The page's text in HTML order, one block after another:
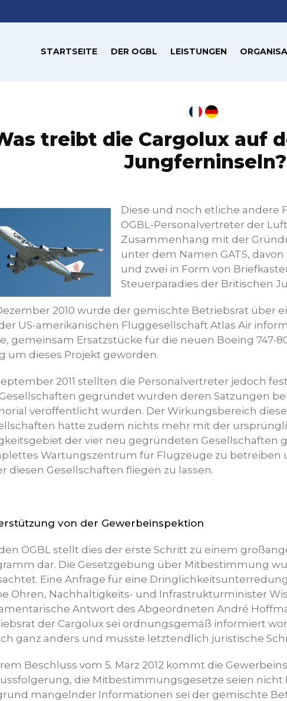
STARTSEITE DER OGBL LEISTUNGEN
treibt die Cargolux auf
Jungferninseln?
Diese und noch etliche andere
OGBL-Personalvertreter der
Zusammenhang mit der
unter dem Namen GATS,
und zwei in Form von
Steuerparadies der Britischen
2010 wurde der gemischte Betriebsrat über
US-amerikanischen Fluggesellschaft Atlas Air
gemeinsam Ersatzstücke für die neuen Boeing 747-
um dieses Projekt geworden.
2011 stellten die Personalvertreter jedoch
gegründet wurden deren Satzungen
veröffentlicht wurden. Der Wirkungsbereich
hatte zudem nichts mehr mit der
der vier neu gegründeten Gesellschaften
Wartungszentrum für Flugzeuge zu betreiben
diesen Gesellschaften fliegen zu lassen.
von der Gewerbeinspektion
OGBL stellt dies der erste Schritt zu einem
dar. Die Gesetzgebung über Mitbestimmung
Eine Anfrage für eine
Ohren, Nachhaltigkeits- und Infrastrukturminister
Antwort des Abgeordneten André
der Cargolux sei ordnungsgemäß informiert
ganz anders und musste letztendlich juristische
Beschluss vom 5. März 2012 kommt die
die Mitbestimmungsgesetze seien
mangelnder Informationen sei der gemischte